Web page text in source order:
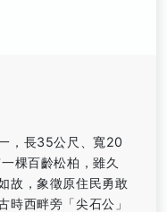
，長35公尺、寬20
棵百齡松柏，雖久
故，象徵原住民勇敢
時西畔旁「尖石公」